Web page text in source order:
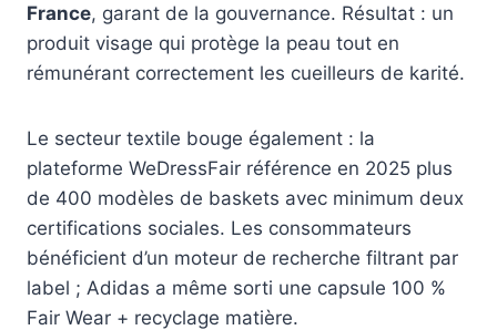
France, garant de la gouvernance. Résultat : un
produit visage qui protège la peau tout en
rémunérant correctement les cueilleurs de karité.
Le secteur textile bouge également : la
plateforme WeDressFair référence en 2025 plus
de 400 modèles de baskets avec minimum deux
certifications sociales. Les consommateurs
bénéficient d’un moteur de recherche filtrant par
label ; Adidas a même sorti une capsule 100 %
Fair Wear + recyclage matière.